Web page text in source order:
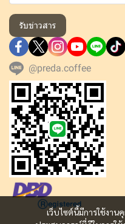
เว็บไซต์นี้มีการใช้งา
รับข่าวสาร
@preda.coffee